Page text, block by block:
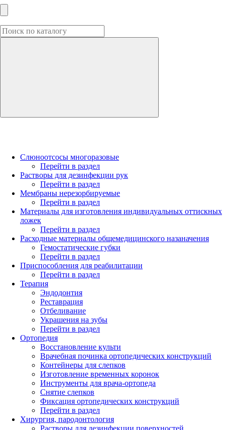
Слюноотсосы многоразовые
Перейти в раздел
Растворы для дезинфекции рук
Перейти в раздел
Мембраны нерезорбируемые
Перейти в раздел
Материалы для изготовления индивидуальных оттискных
ложек
Перейти в раздел
Расходные материалы общемедицинского назаначения
Гемостатические губки
Перейти в раздел
Приспособления для реабилитации
Перейти в раздел
Терапия
Эндодонтия
Реставрация
Отбеливание
Украшения на зубы
Перейти в раздел
Ортопедия
Восстановление культи
Врачебная починка ортопедических конструкций
Контейнеры для слепков
Изготовление временных коронок
Инструменты для врача-ортопеда
Снятие слепков
Фиксация ортопедических конструкций
Перейти в раздел
Хирургия, пародонтология
Растворы для дезинфекции поверхностей